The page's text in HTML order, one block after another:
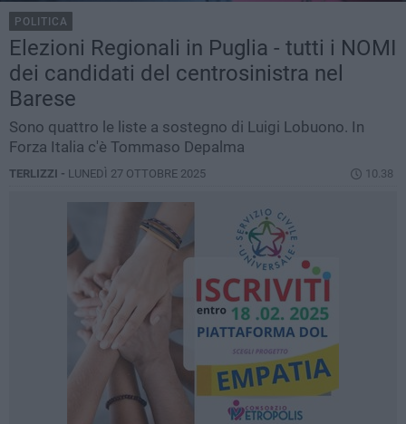
POLITICA
Elezioni Regionali in Puglia - tutti i NOMI
dei candidati del centrosinistra nel
Barese
Sono quattro le liste a sostegno di Luigi Lobuono. In
Forza Italia c'è Tommaso Depalma
TERLIZZI - LUNEDÌ 27 OTTOBRE 2025 10.38